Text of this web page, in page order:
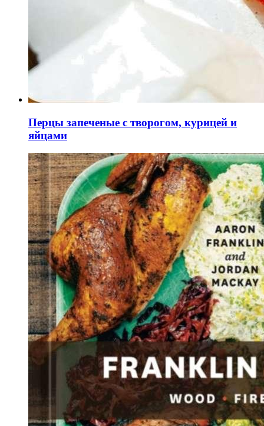
Перцы запеченые с творогом, курицей и
яйцами